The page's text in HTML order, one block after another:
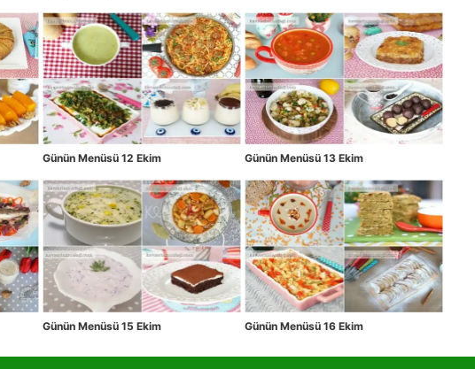
Günün Menüsü 12 Ekim Günün Menüsü 13 Ekim
Günün Menüsü 15 Ekim Günün Menüsü 16 Ekim